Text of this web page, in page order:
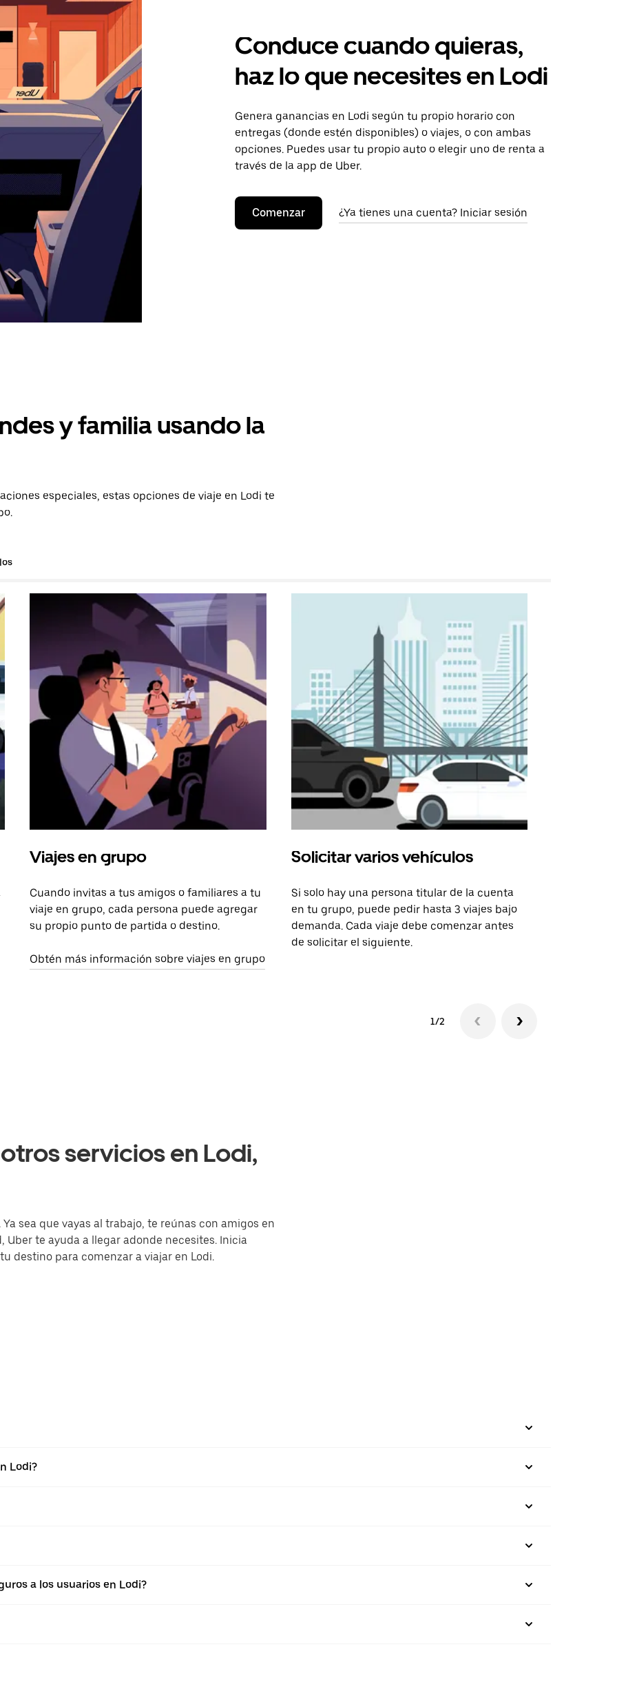
Conduce cuando quieras,
haz lo que necesites en Lodi
Genera ganancias en Lodi según tu propio horario con
entregas (donde estén disponibles) o viajes, o con ambas
opciones. Puedes usar tu propio auto o elegir uno de renta a
través de la app de Uber.
Comenzar ¿Ya tienes una cuenta? Iniciar sesión
y familia usando la
especiales, estas opciones de viaje en Lodi te
Viajes en grupo
Cuando invitas a tus amigos o familiares a tu
viaje en grupo, cada persona puede agregar
su propio punto de partida o destino.
Obtén más información sobre viajes en grupo
Solicitar varios vehículos
Si solo hay una persona titular de la cuenta
en tu grupo, puede pedir hasta 3 viajes bajo
demanda. Cada viaje debe comenzar antes
de solicitar el siguiente.
1/2
servicios en Lodi,
sea que vayas al trabajo, te reúnas con amigos en
te ayuda a llegar adonde necesites. Inicia
destino para comenzar a viajar en Lodi.
Lodi?
a los usuarios en Lodi?